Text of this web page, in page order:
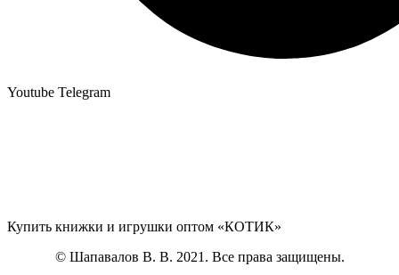
Youtube Telegram
Купить книжки и игрушки оптом «КОТИК»
© Шапавалов В. В. 2021. Все права защищены.